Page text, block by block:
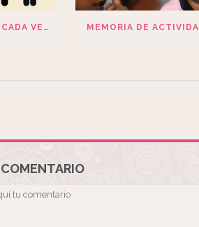
VÍCTIMAS DE LA TRATA CADA VEZ MÁS JÓVENES MEMORIA DE